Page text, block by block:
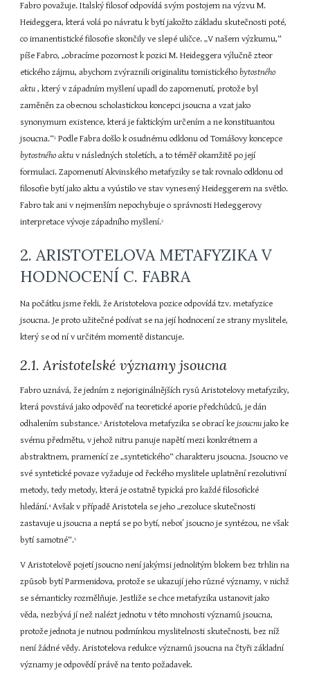
Fabro považuje. Italský filosof odpovídá svým postojem na výzvu M.
Heideggera, která volá po návratu k bytí jakožto základu skutečnosti poté,
co imanentistické filosofie skončily ve slepé uličce. „V našem výzkumu,“
píše Fabro, „obracíme pozornost k pozici M. Heideggera výlučně zteor
etického zájmu, abychom zvýraznili originalitu tomistického bytostného
aktu , který v západním myšlení upadl do zapomenutí, protože byl
zaměněn za obecnou scholastickou koncepci jsoucna a vzat jako
synonymum existence, která je faktickým určením a ne konstituantou
jsoucna.“1
bytostného aktu v následných stoletích, a to téměř okamžitě po její
formulaci. Zapomenutí Akvinského metafyziky se tak rovnalo odklonu od
filosofie bytí jako aktu a vyústilo ve stav vynesený Heideggerem na světlo.
Fabro tak ani v nejmenším nepochybuje o správnosti Hedeggerovy
interpretace vývoje západního myšlení.2
2. ARISTOTELOVA METAFYZIKA V
HODNOCENÍ C. FABRA
Na počátku jsme řekli, že Aristotelova pozice odpovídá tzv. metafyzice
jsoucna. Je proto užitečné podívat se na její hodnocení ze strany myslitele,
který se od ní v určitém momentě distancuje.
2.1. Aristotelské významy jsoucna
Fabro uznává, že jedním z nejoriginálnějších rysů Aristotelovy metafyziky,
která povstává jako odpověď na teoretické aporie předchůdců, je dán
odhalením substance.3 Aristotelova metafyzika se obrací ke jsoucnu jako ke
svému předmětu, v jehož nitru panuje napětí mezi konkrétnem a
abstraktnem, pramenící ze „syntetického“ charakteru jsoucna. Jsoucno ve
své syntetické povaze vyžaduje od řeckého myslitele uplatnění rezolutivní
metody, tedy metody, která je ostatně typická pro každé filosofické
hledání.4 Avšak v případě Aristotela se jeho „rezoluce skutečnosti
zastavuje u jsoucna a neptá se po bytí, neboť jsoucno je syntézou, ne však
bytí samotné“.5
V Aristotelově pojetí jsoucno není jakýmsi jednolitým blokem bez trhlin na
způsob bytí Parmenidova, protože se ukazují jeho různé významy, v nichž
se sémanticky rozmělňuje. Jestliže se chce metafyzika ustanovit jako
věda, nezbývá jí než nalézt jednotu v této mnohosti významů jsoucna,
protože jednota je nutnou podmínkou myslitelnosti skutečnosti, bez níž
není žádné vědy. Aristotelova redukce významů jsoucna na čtyři základní
významy je odpovědí právě na tento požadavek.